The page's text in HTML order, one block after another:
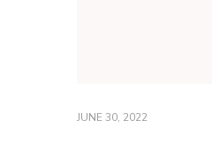
JUNE 30, 2022